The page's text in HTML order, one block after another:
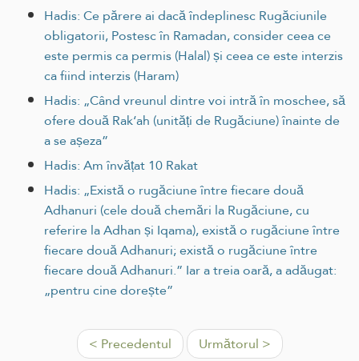
Hadis: Ce părere ai dacă îndeplinesc Rugăciunile
obligatorii, Postesc în Ramadan, consider ceea ce
este permis ca permis (Halal) și ceea ce este interzis
ca fiind interzis (Haram)
Hadis: „Când vreunul dintre voi intră în moschee, să
ofere două Rak‘ah (unități de Rugăciune) înainte de
a se așeza”
Hadis: Am învățat 10 Rakat
Hadis: „Există o rugăciune între fiecare două
Adhanuri (cele două chemări la Rugăciune, cu
referire la Adhan și Iqama), există o rugăciune între
fiecare două Adhanuri; există o rugăciune între
fiecare două Adhanuri.” Iar a treia oară, a adăugat:
„pentru cine dorește”
< Precedentul Următorul >